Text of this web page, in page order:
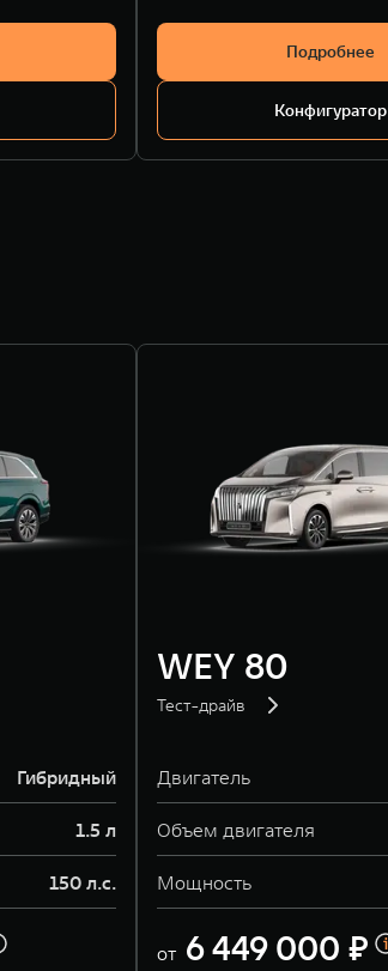
Подробнее
Конфигуратор
Гибридный
1.5 л
150 л.с.
WEY 80
Тест-драйв
Двигатель
Объем двигателя
Мощность
от 6 449 000 ₽